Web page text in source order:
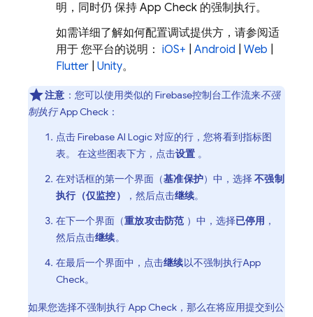
明，同时仍 保持 App Check 的强制执行。
如需详细了解如何配置调试提供方，请参阅适
用于 您平台的说明： iOS+ Android Web
Flutter Unity。
注意 ：您可以使用类似的 Firebase控制台工作流来不强
制执行App Check ：
点击Firebase AI Logic对应的行，您将看到指标图
表。 在这些图表下方，点击设置 。
在对话框的第一个界面（基准保护）中，选择 不强制
执行（仅监控）
，然后点击继续。
在下一个界面（重放攻击防范 ）中，选择已停用 ，
然后点击继续。
在最后一个界面中，点击继续以不强制执行App
Check。
如果您选择不强制执行App Check ，那么在将应用提交到公